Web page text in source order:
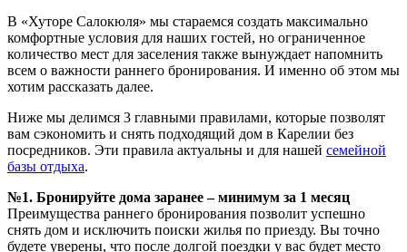
В «Хуторе Салокюля» мы стараемся создать максимально
комфортные условия для наших гостей, но ограниченное
количество мест для заселения также вынуждает напомнить
всем о важности раннего бронирования. И именно об этом мы
хотим рассказать далее.
Ниже мы делимся 3 главными правилами, которые позволят
вам сэкономить и снять подходящий дом в Карелии без
посредников. Эти правила актуальны и для нашей семейной
базы отдыха.
№1. Бронируйте дома заранее – минимум за 1 месяц
Преимущества раннего бронирования позволит успешно
снять дом и исключить поиски жилья по приезду. Вы точно
будете уверены, что после долгой поездки у вас будет место